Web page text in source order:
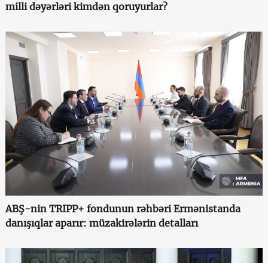
milli dəyərləri kimdən qoruyurlar?
ABŞ-nin TRIPP+ fondunun rəhbəri Ermənistanda
danışıqlar aparır: müzakirələrin detalları